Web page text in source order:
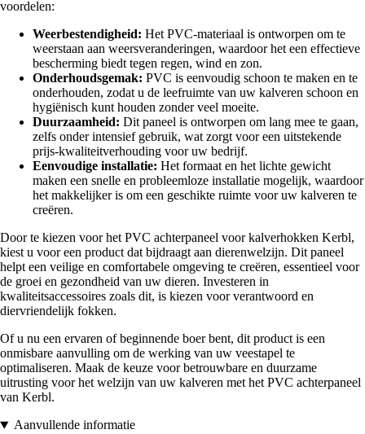
voordelen:
Weerbestendigheid: Het PVC-materiaal is ontworpen om te
weerstaan aan weersveranderingen, waardoor het een effectieve
bescherming biedt tegen regen, wind en zon.
Onderhoudsgemak: PVC is eenvoudig schoon te maken en te
onderhouden, zodat u de leefruimte van uw kalveren schoon en
hygiënisch kunt houden zonder veel moeite.
Duurzaamheid: Dit paneel is ontworpen om lang mee te gaan,
zelfs onder intensief gebruik, wat zorgt voor een uitstekende
prijs-kwaliteitverhouding voor uw bedrijf.
Eenvoudige installatie: Het formaat en het lichte gewicht
maken een snelle en probleemloze installatie mogelijk, waardoor
het makkelijker is om een geschikte ruimte voor uw kalveren te
creëren.
Door te kiezen voor het PVC achterpaneel voor kalverhokken Kerbl,
kiest u voor een product dat bijdraagt aan dierenwelzijn. Dit paneel
helpt een veilige en comfortabele omgeving te creëren, essentieel voor
de groei en gezondheid van uw dieren. Investeren in
kwaliteitsaccessoires zoals dit, is kiezen voor verantwoord en
diervriendelijk fokken.
Of u nu een ervaren of beginnende boer bent, dit product is een
onmisbare aanvulling om de werking van uw veestapel te
optimaliseren. Maak de keuze voor betrouwbare en duurzame
uitrusting voor het welzijn van uw kalveren met het PVC achterpaneel
van Kerbl.
Aanvullende informatie